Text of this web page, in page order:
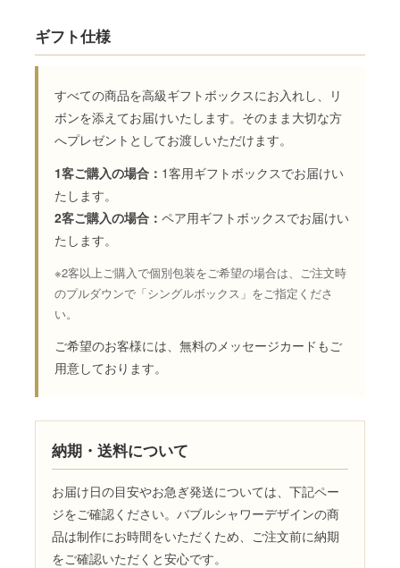
ギフト仕様
すべての商品を高級ギフトボックスにお入れし、リ
ボンを添えてお届けいたします。そのまま大切な方
へプレゼントとしてお渡しいただけます。
1客ご購入の場合： 1客用ギフトボックスでお届けい
たします。
2客ご購入の場合： ペア用ギフトボックスでお届けい
たします。
※2客以上ご購入で個別包装をご希望の場合は、ご注文時
のプルダウンで「シングルボックス」をご指定くださ
い。
ご希望のお客様には、無料のメッセージカードもご
用意しております。
納期・送料について
お届け日の目安やお急ぎ発送については、下記ペー
ジをご確認ください。バブルシャワーデザインの商
品は制作にお時間をいただくため、ご注文前に納期
をご確認いただくと安心です。